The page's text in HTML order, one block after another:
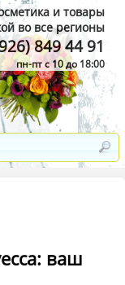
и товары
во все регионы
849 44 91
пн-пт с 10 до 18:00
ваш